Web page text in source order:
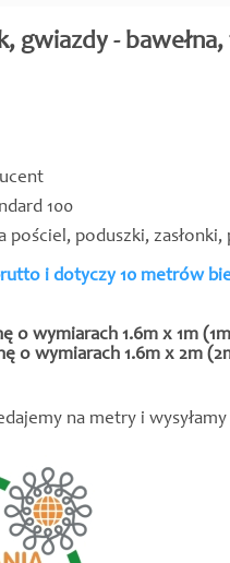
gwiazdy -
100
pościel, poduszki,
i dotyczy 10 metrów
o wymiarach 1.6m x 1m
o wymiarach 1.6m x 2m
na metry i